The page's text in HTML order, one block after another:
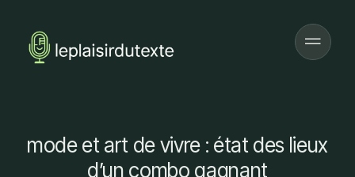
mode et art de vivre : état des lieux
d’un combo gagnant